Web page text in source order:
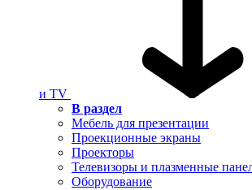
и TV
В раздел
Мебель для презентации
Проекционные экраны
Проекторы
Телевизоры и плазменные
Оборудование